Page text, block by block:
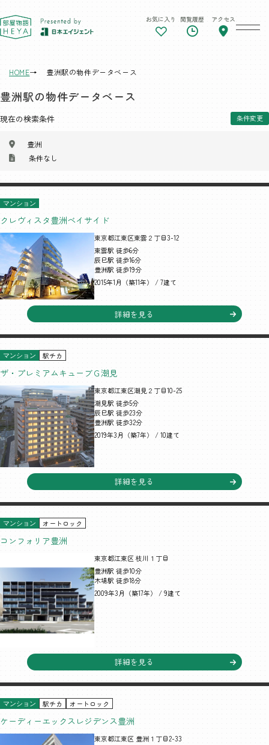
東京 部屋物語 お気に入り 閲覧履歴 アクセス
HOME 豊洲駅の物件データベース
豊洲駅の物件データベース
現在の検索条件 条件変更
豊洲
条件なし
マンション
クレヴィスタ豊洲ベイサイド
東京都江東区東雲２丁目3-12
東雲駅 徒歩6分
辰巳駅 徒歩16分
豊洲駅 徒歩19分
2015年1月（築11年） / 7建て
詳細を見る
マンション 駅チカ
ザ・プレミアムキューブＧ潮見
東京都江東区潮見２丁目10-25
潮見駅 徒歩5分
辰巳駅 徒歩23分
豊洲駅 徒歩32分
2019年3月（築7年） / 10建て
詳細を見る
マンション オートロック
コンフォリア豊洲
東京都江東区 枝川１丁目
豊洲駅 徒歩10分
木場駅 徒歩18分
2009年3月（築17年） / 9建て
詳細を見る
マンション 駅チカ オートロック
ケーディーエックスレジデンス豊洲
東京都江東区 豊洲１丁目2-33